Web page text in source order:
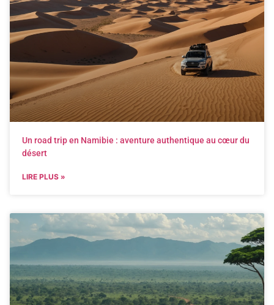
Un road trip en Namibie : aventure authentique au cœur du
désert
LIRE PLUS »